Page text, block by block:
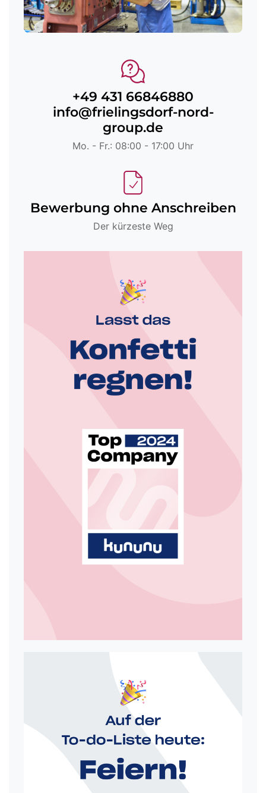
+49 431 66846880
info@frielingsdorf-nord-
group.de
Mo. - Fr.: 08:00 - 17:00 Uhr
Bewerbung ohne Anschreiben
Der kürzeste Weg